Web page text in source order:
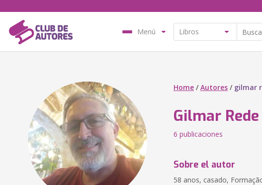
Menú
Home /Autores / gilmar
Gilmar Rede
6 publicaciones
Sobre el autor
58 anos, casado,